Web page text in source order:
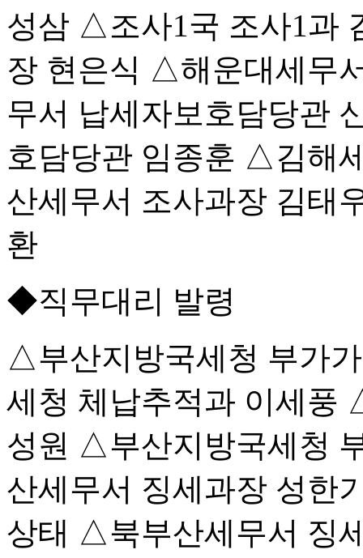
성삼 △조사1국 조사1과
장 현은식 △해운대세무
무서 납세자보호담당관
호담당관 임종훈 △김해
산세무서 조사과장 김태
환
◆직무대리 발령
△부산지방국세청 부가
세청 체납추적과 이세풍
성원 △부산지방국세청
산세무서 징세과장 성한
상태 △북부산세무서 징